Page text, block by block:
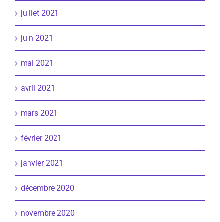
juillet 2021
juin 2021
mai 2021
avril 2021
mars 2021
février 2021
janvier 2021
décembre 2020
novembre 2020